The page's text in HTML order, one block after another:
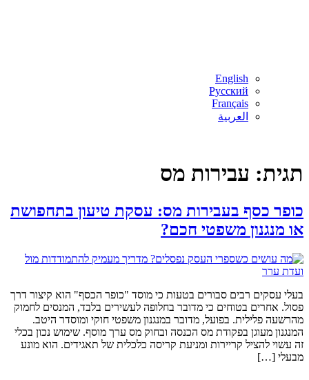
English
Русский
Français
العربية
תגית: עבירות מס
כופר כסף בעבירות מס: עסקת טיעון בתחפושת
או מנגנון משפטי חכם?
בעלי עסקים רבים סבורים בטעות כי מוסד "כופר הכסף" הוא קיצור דרך
פסול. אחרים בטוחים כי מדובר בחלופה לעשירים בלבד, המנסים לחמוק
מהרשעה פלילית. בפועל, מדובר במנגנון משפטי חוקי ומוסדר היטב.
המנגנון מעוגן בפקודת מס הכנסה ובחוק מס ערך מוסף. שימוש נכון בכלי
זה עשוי להציל קריירות ומניעת קריסה כלכלית של תאגידים. הוא מונע
מבעלי […]